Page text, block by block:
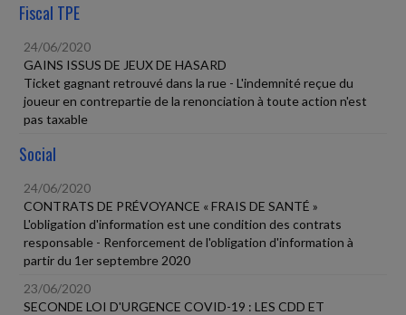
Fiscal TPE
24/06/2020
GAINS ISSUS DE JEUX DE HASARD
Ticket gagnant retrouvé dans la rue - L'indemnité reçue du
joueur en contrepartie de la renonciation à toute action n'est
pas taxable
Social
24/06/2020
CONTRATS DE PRÉVOYANCE « FRAIS DE SANTÉ »
L'obligation d'information est une condition des contrats
responsable - Renforcement de l'obligation d'information à
partir du 1er septembre 2020
23/06/2020
SECONDE LOI D'URGENCE COVID-19 : LES CDD ET